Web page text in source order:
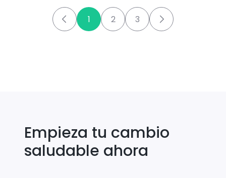
1 2 3
Empieza tu cambio
saludable ahora